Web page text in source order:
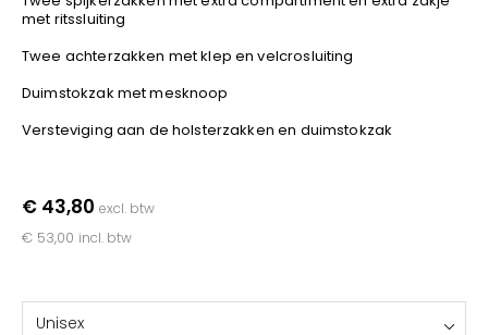
Stanley/Stella
TowelCity
met ritssluiting
Twee achterzakken met klep en velcrosluiting
Duimstokzak met mesknoop
Versteviging aan de holsterzakken en duimstokzak
€ 43,80 excl. btw
€ 53,00 incl. btw
Unisex